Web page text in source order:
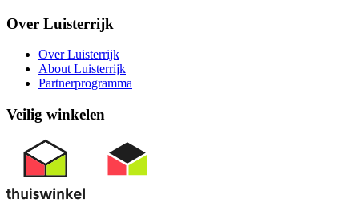
Over Luisterrijk
Over Luisterrijk
About Luisterrijk
Partnerprogramma
Veilig winkelen